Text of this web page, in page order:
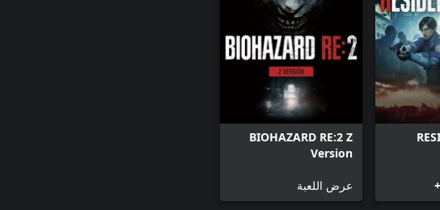
BIOHAZARD RE:2 Z
Version
عرض اللعبة